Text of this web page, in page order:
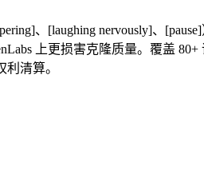
、[laughing nervously]、
上更损害克隆质量。覆盖
清算。